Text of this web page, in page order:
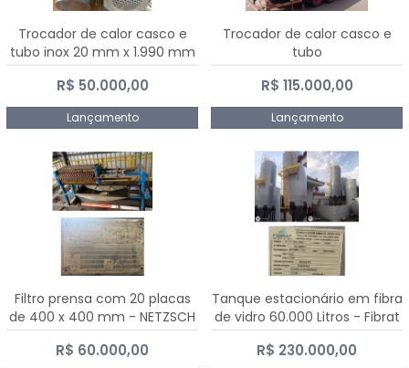
Trocador de calor casco e
tubo inox 20 mm x 1.990 mm
R$ 50.000,00
Lançamento
Trocador de calor casco e
tubo
R$ 115.000,00
Lançamento
Filtro prensa com 20 placas
de 400 x 400 mm - NETZSCH
R$ 60.000,00
Tanque estacionário em fibra
de vidro 60.000 Litros - Fibrat
R$ 230.000,00